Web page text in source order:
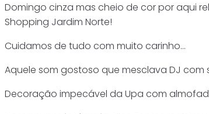
Domingo cinza mas cheio de cor por aqui
Shopping Jardim Norte!
Cuidamos de tudo com muito carinho…
Aquele som gostoso que mesclava DJ com
Decoração impecável da Upa com